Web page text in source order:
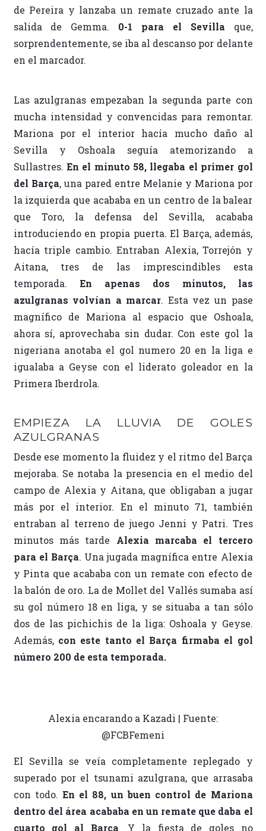
de Pereira y lanzaba un remate cruzado ante la
salida de Gemma. 0-1 para el Sevilla que,
sorprendentemente, se iba al descanso por delante
en el marcador.
Las azulgranas empezaban la segunda parte con
mucha intensidad y convencidas para remontar.
Mariona por el interior hacía mucho daño al
Sevilla y Oshoala seguía atemorizando a
Sullastres. En el minuto 58, llegaba el primer gol
del Barça, una pared entre Melanie y Mariona por
la izquierda que acababa en un centro de la balear
que Toro, la defensa del Sevilla, acababa
introduciendo en propia puerta. El Barça, además,
hacía triple cambio. Entraban Alexia, Torrejón y
Aitana, tres de las imprescindibles esta
temporada. En apenas dos minutos, las
azulgranas volvían a marcar. Esta vez un pase
magnífico de Mariona al espacio que Oshoala,
ahora sí, aprovechaba sin dudar. Con este gol la
nigeriana anotaba el gol numero 20 en la liga e
igualaba a Geyse con el liderato goleador en la
Primera Iberdrola.
EMPIEZA LA LLUVIA DE GOLES
AZULGRANAS
Desde ese momento la fluidez y el ritmo del Barça
mejoraba. Se notaba la presencia en el medio del
campo de Alexia y Aitana, que obligaban a jugar
más por el interior. En el minuto 71, también
entraban al terreno de juego Jenni y Patri. Tres
minutos más tarde Alexia marcaba el tercero
para el Barça. Una jugada magnífica entre Alexia
y Pinta que acababa con un remate con efecto de
la balón de oro. La de Mollet del Vallés sumaba así
su gol número 18 en liga, y se situaba a tan sólo
dos de las pichichis de la liga: Oshoala y Geyse.
Además, con este tanto el Barça firmaba el gol
número 200 de esta temporada.
Alexia encarando a Kazadi | Fuente:
@FCBFemeni
El Sevilla se veía completamente replegado y
superado por el tsunami azulgrana, que arrasaba
con todo. En el 88, un buen control de Mariona
dentro del área acababa en un remate que daba el
cuarto gol al Barça. Y la fiesta de goles no